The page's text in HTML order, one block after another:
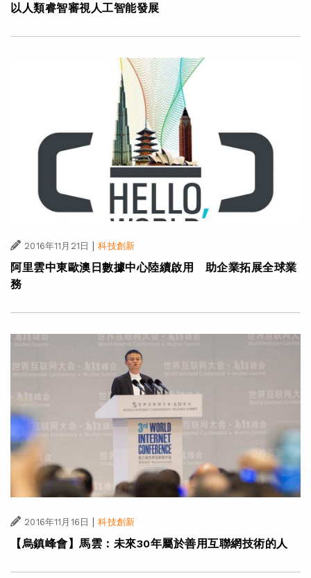
以人類睿智審視人工智能發展
2016年11月21日 | 科技創新
阿里雲中東歐澳日數據中心陸續啟用 助企業拓展全球業
務
2016年11月16日 | 科技創新
【烏鎮峰會】馬雲：未來30年屬於善用互聯網技術的人